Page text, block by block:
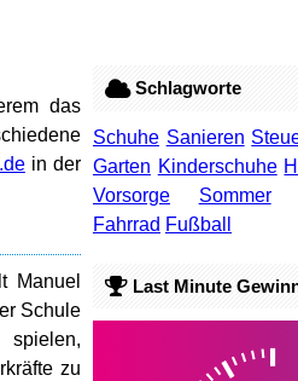
das
in der
Manuel
Schule
spielen,
zu
Schlagworte
Schuhe Sanieren
Garten Kinderschuhe
Vorsorge
Sommer
Fahrrad Fußball
Last Minute